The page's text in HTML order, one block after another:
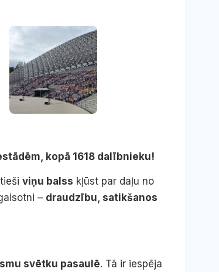
kopā 1618 dalībnieku!
viņu balss kļūst par daļu no
– draudzību, satikšanos
svētku pasaulē. Tā ir iespēja